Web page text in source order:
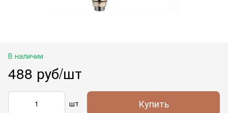
В наличии
488 руб/шт
шт Купить